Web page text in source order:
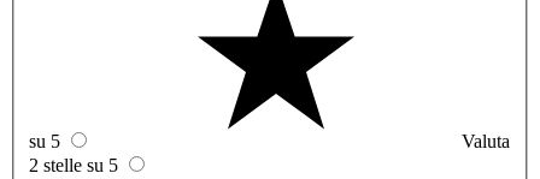
su 5
Valuta
2 stelle su 5